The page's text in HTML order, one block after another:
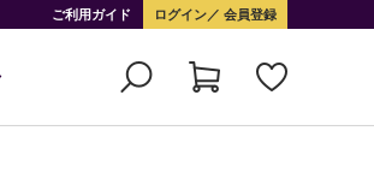
ご利用ガイド ログイン 会員登録